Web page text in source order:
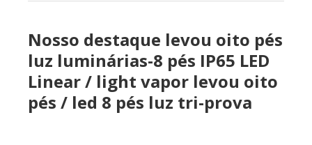
Nosso destaque levou oito pés
luz luminárias-8 pés IP65 LED
Linear / light vapor levou oito
pés / led 8 pés luz tri-prova